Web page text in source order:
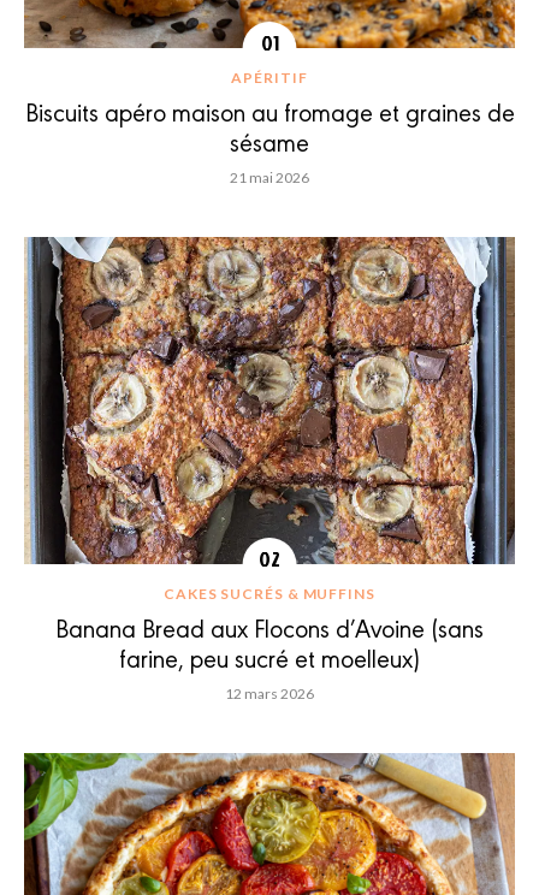
APÉRITIF
Biscuits apéro maison au fromage et graines de
sésame
21 mai 2026
CAKES SUCRÉS & MUFFINS
Banana Bread aux Flocons d’Avoine (sans
farine, peu sucré et moelleux)
12 mars 2026